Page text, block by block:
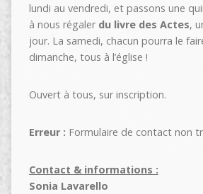
lundi au vendredi, et passons une
à nous régaler du livre des Actes,
jour. La samedi, chacun pourra le
dimanche, tous à l’église !
Ouvert à tous, sur inscription.
Erreur : Formulaire de contact non
Contact & informations :
Sonia Lavarello